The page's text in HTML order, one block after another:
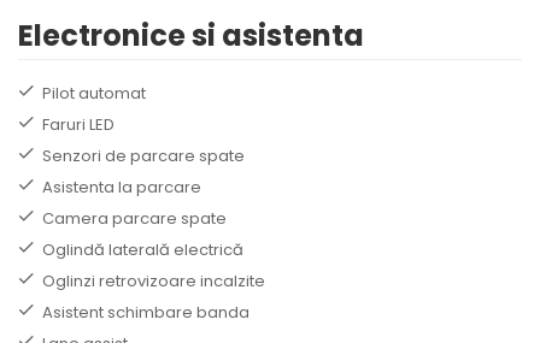
Electronice si asistenta
Pilot automat
Faruri LED
Senzori de parcare spate
Asistenta la parcare
Camera parcare spate
Oglindă laterală electrică
Oglinzi retrovizoare incalzite
Asistent schimbare banda